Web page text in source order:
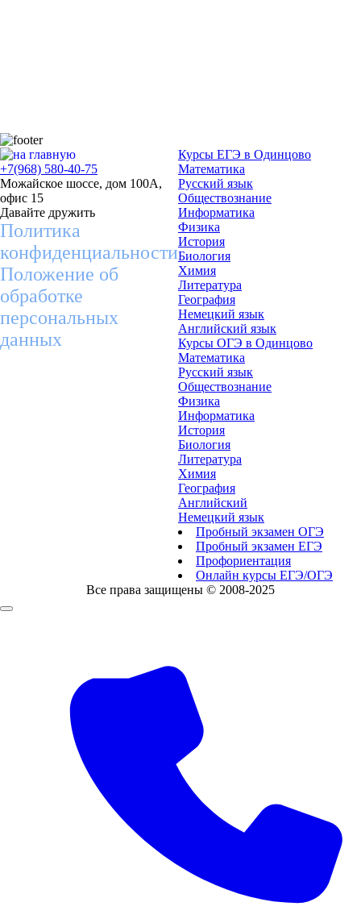
+7(968) 580-40-75
Можайское шоссе, дом 100А,
офис 15
Давайте дружить
Политика
конфиденциальности
Положение об
обработке
персональных
данных
Курсы ЕГЭ в Одинцово
Математика
Русский язык
Обществознание
Информатика
Физика
История
Биология
Химия
Литература
География
Немецкий язык
Английский язык
Курсы ОГЭ в Одинцово
Математика
Русский язык
Обществознание
Физика
Информатика
История
Биология
Литература
Химия
География
Английский
Немецкий язык
Пробный экзамен ОГЭ
Пробный экзамен ЕГЭ
Профориентация
Онлайн курсы ЕГЭ/ОГЭ
Все права защищены © 2008-2025